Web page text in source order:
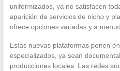
uniformizados, ya no satisfacen
aparición de servicios de nicho y
ofrece opciones variadas y a
Estas nuevas plataformas ponen
especializados, ya sean
producciones locales. Las redes